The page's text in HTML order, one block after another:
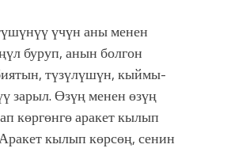
үчүн аны менен
буруп, анын болгон
түзүлүшүн, кыймы-
зарыл. Өзүң менен өзүң
көргөнгө аракет кылып
кылып көрсөң, сенин